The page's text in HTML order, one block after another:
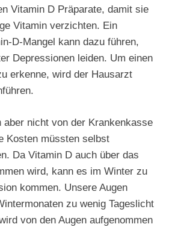
Vitamin D Präparate, damit sie
Vitamin verzichten. Ein
D-Mangel kann dazu führen,
Depressionen leiden. Um einen
erkenne, wird der Hausarzt
aber nicht von der Krankenkasse
Kosten müssten selbst
Da Vitamin D auch über das
wird, kann es im Winter zu
kommen. Unsere Augen
zu wenig Tageslicht
von den Augen aufgenommen